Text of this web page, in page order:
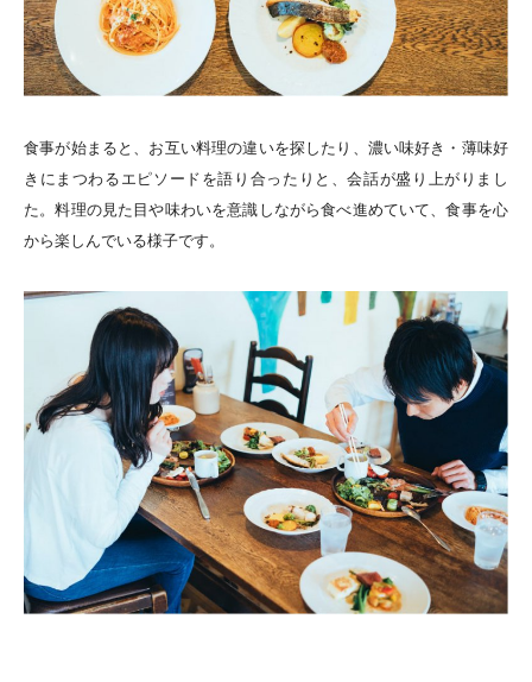
食事が始まると、お互い料理の違いを探したり、濃い味好き・薄味好
きにまつわるエピソードを語り合ったりと、会話が盛り上がりまし
た。料理の見た目や味わいを意識しながら食べ進めていて、食事を心
から楽しんでいる様子です。